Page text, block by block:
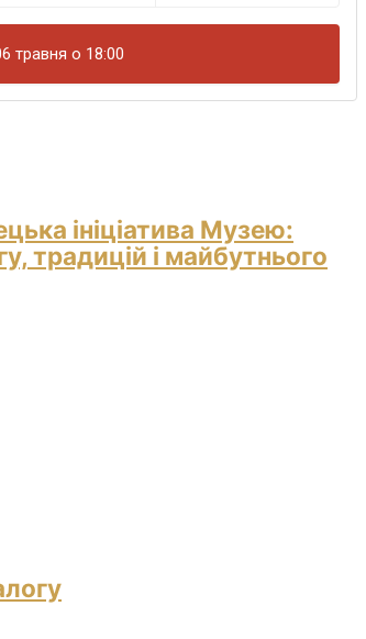
травня о 18:00
ініціатива Музею:
традицій і майбутнього